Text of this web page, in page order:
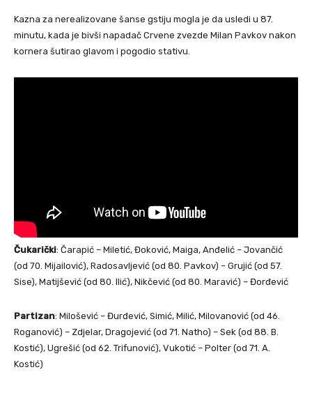
Kazna za nerealizovane šanse gstiju mogla je da usledi u 87.
minutu, kada je bivši napadač Crvene zvezde Milan Pavkov nakon
kornera šutirao glavom i pogodio stativu.
Čukarički: Čarapić – Miletić, Đoković, Maiga, Anđelić – Jovančić
(od 70. Mijailović), Radosavljević (od 80. Pavkov) – Grujić (od 57.
Sise), Matijšević (od 80. Ilić), Nikčević (od 80. Maravić) – Đorđević
Partizan: Milošević – Đurđević, Simić, Milić, Milovanović (od 46.
Roganović) – Zdjelar, Dragojević (od 71. Natho) – Sek (od 88. B.
Kostić), Ugrešić (od 62. Trifunović), Vukotić – Polter (od 71. A.
Kostić)